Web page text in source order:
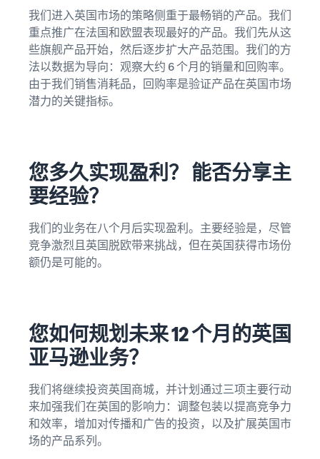
我们进入英国市场的策略侧重于最畅销的产品。我们
重点推广在法国和欧盟表现最好的产品。我们先从这
些旗舰产品开始，然后逐步扩大产品范围。我们的方
法以数据为导向：观察大约 6 个月的销量和回购率。
由于我们销售消耗品，回购率是验证产品在英国市场
潜力的关键指标。
您多久实现盈利？ 能否分享主
要经验？
我们的业务在八个月后实现盈利。主要经验是，尽管
竞争激烈且英国脱欧带来挑战，但在英国获得市场份
额仍是可能的。
您如何规划未来 12 个月的英国
亚马逊业务？
我们将继续投资英国商城，并计划通过三项主要行动
来加强我们在英国的影响力：调整包装以提高竞争力
和效率，增加对传播和广告的投资，以及扩展英国市
场的产品系列。